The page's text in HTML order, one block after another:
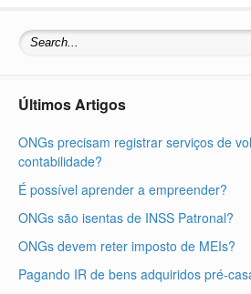
Últimos Artigos
ONGs precisam registrar serviços de
contabilidade?
É possível aprender a empreender?
ONGs são isentas de INSS Patronal?
ONGs devem reter imposto de MEIs?
Pagando IR de bens adquiridos pré-